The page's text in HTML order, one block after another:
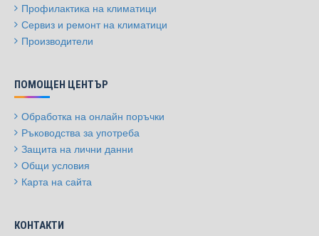
Профилактика на климатици
Сервиз и ремонт на климатици
Производители
ПОМОЩЕН ЦЕНТЪР
Обработка на онлайн поръчки
Ръководства за употреба
Защита на лични данни
Общи условия
Карта на сайта
КОНТАКТИ